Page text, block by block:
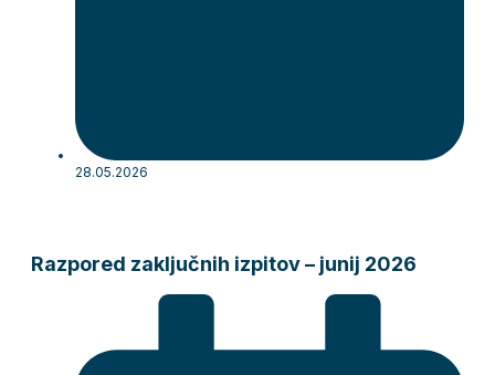
28.05.2026
Razpored zaključnih izpitov – junij 2026